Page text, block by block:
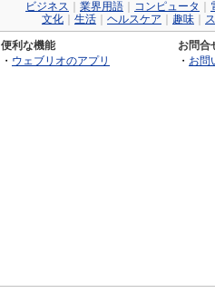
ビジネス 業界用語 コンピュータ
文化
生活 ヘルスケア 趣味
便利な機能
・ ウェブリオのアプリ
お問合
・ お問